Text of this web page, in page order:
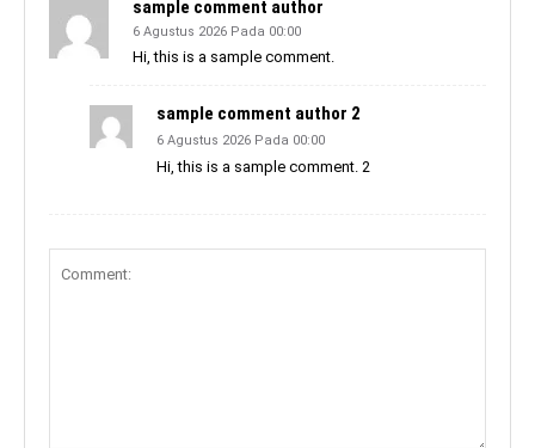
sample comment author
6 Agustus 2026 Pada 00:00
Hi, this is a sample comment.
sample comment author 2
6 Agustus 2026 Pada 00:00
Hi, this is a sample comment. 2